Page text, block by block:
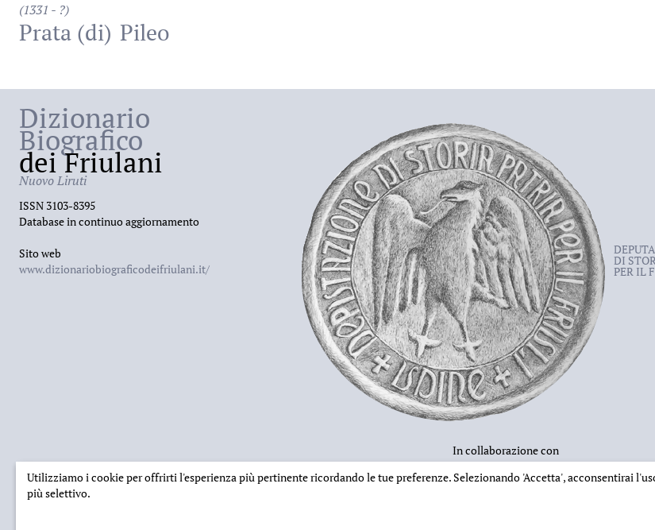
(1331 - ?)
Prata (di) Pileo
Dizionario
Biografico
dei Friulani
Nuovo Liruti
ISSN 3103-8395
Database in continuo aggiornamento
Sito web
www.dizionariobiograficodeifriulani.it/
DI
PER IL
In collaborazione con
Utilizziamo i cookie per offrirti l'esperienza più pertinente ricordando le tue preferenze. Selezionando 'Accetta', acconsentirai
più selettivo.